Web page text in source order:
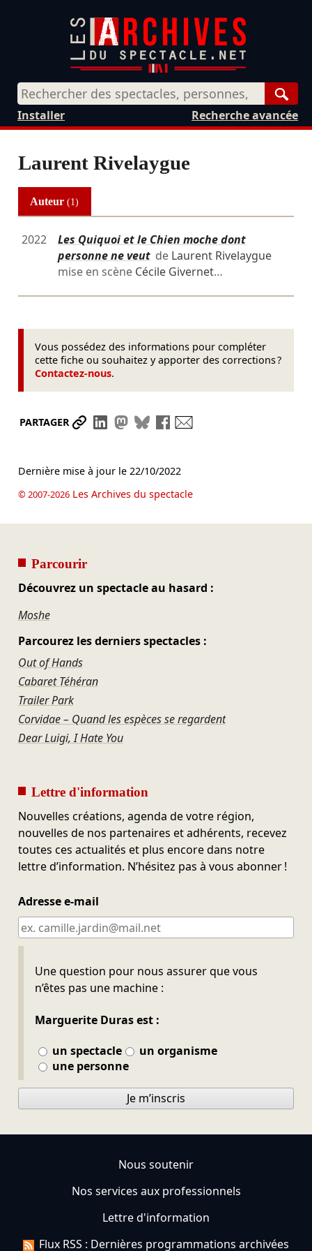
Recherche avancée
Installer
Laurent Rivelaygue
Auteur(1)
2022
Les Quiquoi et le Chien moche dont
personne ne veutde Laurent Rivelaygue
mise en scène Cécile Givernet…
Vous possédez des informations pour compléter
cette fiche ou souhaitez y apporter des corrections ?
Contactez-nous.
PARTAGER Partager le lien
Partager sur LinkedIn
Partager sur Mastodon
Partager sur Bluesky
Partager sur Facebook
Dernière mise à jour le 22/10/2022
© 2007-2026Les Archives du spectacle
Parcourir
Découvrez un spectacle au hasard :
Moshe
Parcourez les derniers spectacles :
Out of Hands
Cabaret Téhéran
Trailer Park
Corvidae – Quand les espèces se regardent
Dear Luigi, I Hate You
Lettre d'information
Nouvelles créations, agenda de votre région,
nouvelles de nos partenaires et adhérents, recevez
toutes ces actualités et plus encore dans notre
lettre d’information. N’hésitez pas à vous abonner !
Adresse e-mail
Une question pour nous assurer que vous
n’êtes pas une machine :
Marguerite Duras est :
un spectacle
un organisme
une personne
Ne pas remplir
Je m’inscris
Nous soutenir
Nos services aux professionnels
Lettre d'information
Flux RSS : Dernières programmations archivées